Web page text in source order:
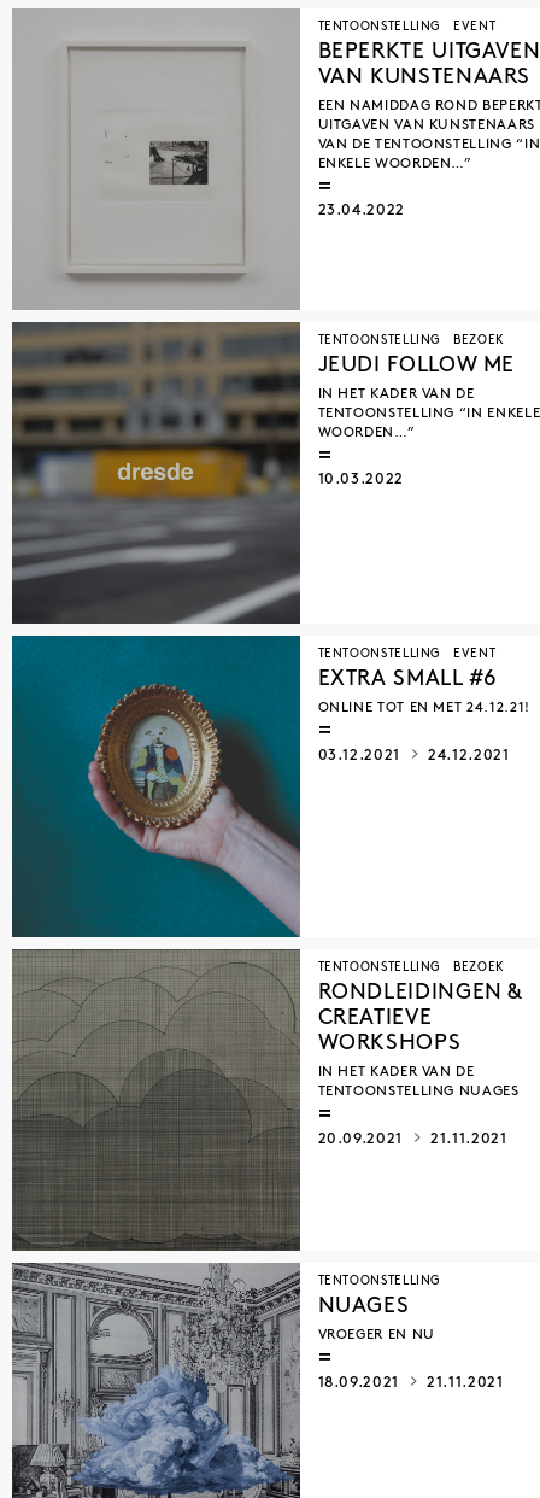
TENTOONSTELLING EVENT
BEPERKTE UITGAVEN
VAN KUNSTENAARS
EEN NAMIDDAG ROND
UITGAVEN VAN KUNSTENAARS
VAN DE TENTOONSTELLING “IN
ENKELE WOORDEN…”
23.04.2022
TENTOONSTELLING BEZOEK
JEUDI FOLLOW ME
IN HET KADER VAN DE
TENTOONSTELLING “IN ENKELE
WOORDEN…”
10.03.2022
TENTOONSTELLING EVENT
EXTRA SMALL #6
ONLINE TOT EN MET 24.12.21!
03.12.2021 24.12.2021
TENTOONSTELLING BEZOEK
RONDLEIDINGEN &
CREATIEVE
WORKSHOPS
IN HET KADER VAN DE
TENTOONSTELLING NUAGES
20.09.2021 21.11.2021
TENTOONSTELLING
NUAGES
VROEGER EN NU
18.09.2021 21.11.2021